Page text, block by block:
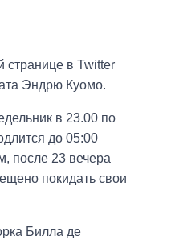
странице в Twitter
Эндрю Куомо.
в 23.00 по
до 05:00
после 23 вечера
покидать свои
Билла де